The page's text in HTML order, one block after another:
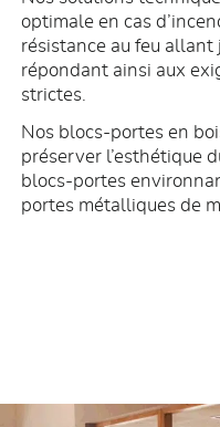
optimale en cas
résistance au feu allant
répondant ainsi aux
strictes.
Nos blocs-portes en
préserver l’esthétique
blocs-portes
portes métalliques de